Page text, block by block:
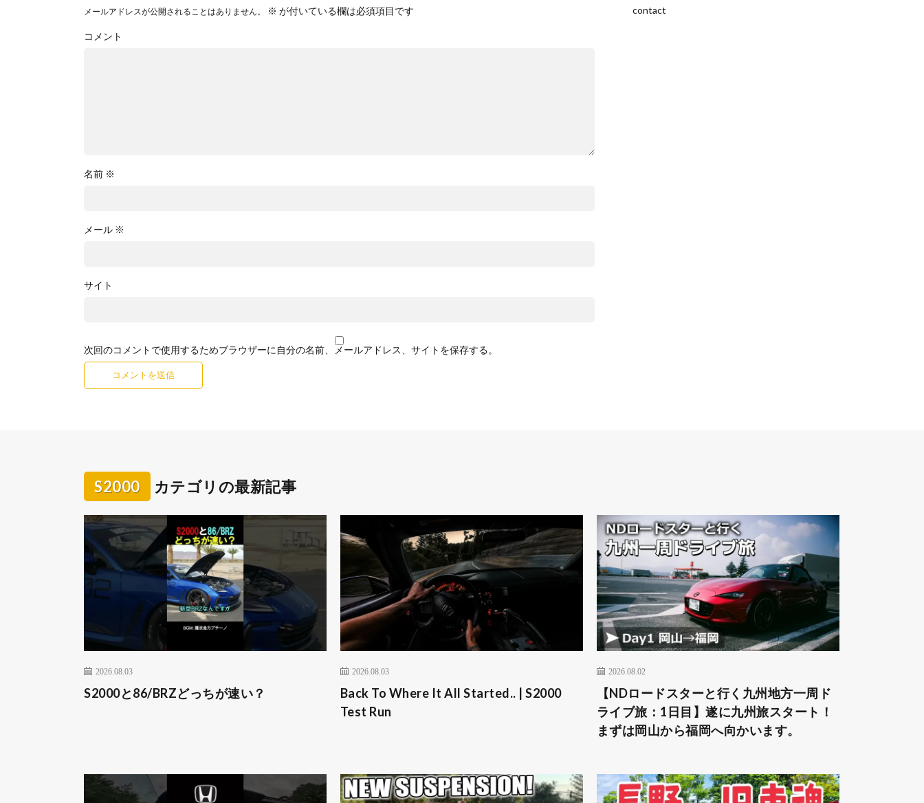
メールアドレスが公開されることはありません。 ※ が付いている欄は必須項目です
コメント
名前 ※
メール ※
サイト
次回のコメントで使用するためブラウザーに自分の名前、メールアドレス、サイトを保存する。
contact
S2000 カテゴリの最新記事
2026.08.03
S2000と86/BRZどっちが速い？
2026.08.03
Back To Where It All Started.. | S2000
Test Run
2026.08.02
【NDロードスターと行く九州地方一周ド
ライブ旅：1日目】遂に九州旅スタート！
まずは岡山から福岡へ向かいます。